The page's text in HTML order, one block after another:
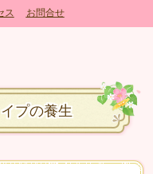
ス お問合せ
プの養生